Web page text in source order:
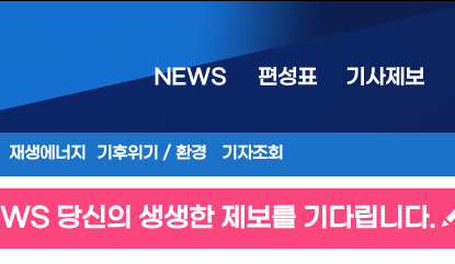
NEWS 편성표 기사제보
재생에너지 기후위기 / 환경 기자조회
당신의 생생한 제보를 기다립니다.